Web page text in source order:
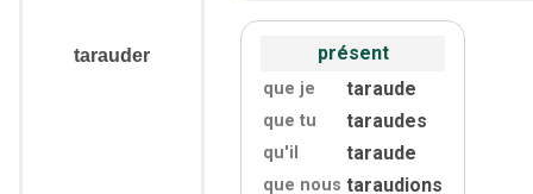
tarauder présent
que je taraude
que tu taraudes
qu'il taraude
que nous taraudions